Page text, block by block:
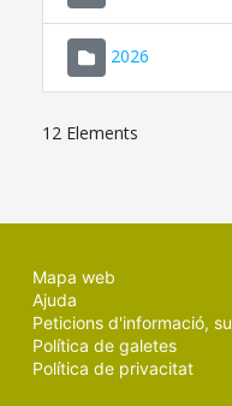
2026
12 Elements
Mapa web
Ajuda
Peticions d'informació,
Política de galetes
Política de privacitat